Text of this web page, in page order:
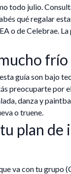
todo julio.
qué regalar
o de Celebrae.
guía son bajo
preocuparte por
danza y
o truene.
plan de
va con tu grupo